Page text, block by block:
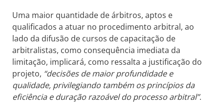
Uma maior quantidade de árbitros, aptos e
qualificados a atuar no procedimento arbitral, ao
lado da difusão de cursos de capacitação de
arbitralistas, como consequência imediata da
limitação, implicará, como ressalta a justificação do
projeto, “decisões de maior profundidade e
qualidade, privilegiando também os princípios da
eficiência e duração razoável do processo arbitral”.